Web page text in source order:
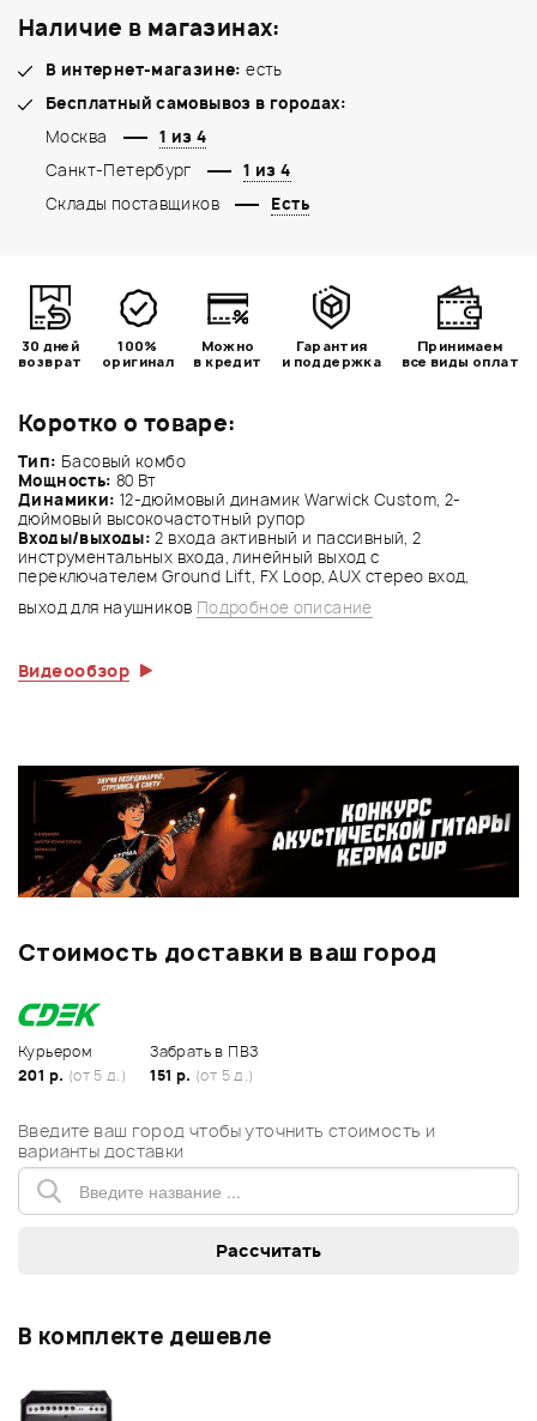
Коротко о товаре:
Тип: Басовый комбо
Мощность: 80 Вт
Динамики: 12-дюймовый динамик Warwick Custom, 2-
дюймовый высокочастотный рупор
Входы/выходы: 2 входа активный и пассивный, 2
инструментальных входа, линейный выход с
переключателем Ground Lift, FX Loop, AUX стерео вход,
выход для наушников Подробное описание
Видеообзор
Наличие в магазинах:
В интернет-магазине: есть
Бесплатный самовывоз в городах:
Москва
1 из 4
Санкт-Петербург
1 из 4
Склады поставщиков
Есть
30 дней
возврат
100%
оригинал
Можно
в кредит
Гарантия
и поддержка
Принимаем
все виды оплат
Стоимость доставки в ваш город
Курьером
201 р. (от 5 д.)
Забрать в ПВЗ
151 р. (от 5 д.)
Введите ваш город чтобы уточнить стоимость и
варианты доставки
В комплекте дешевле